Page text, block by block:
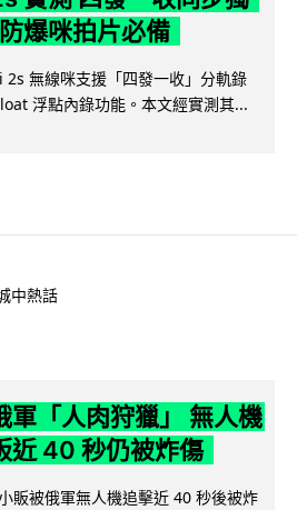
爆咪拍片必備
無線咪支援「四發一收」分軌錄
浮點內錄功能。本文經實測其...
中熱話
軍「人肉狩獵」 無人機
近 40 秒仍被炸傷
販被俄軍無人機追擊近 40 秒後被炸